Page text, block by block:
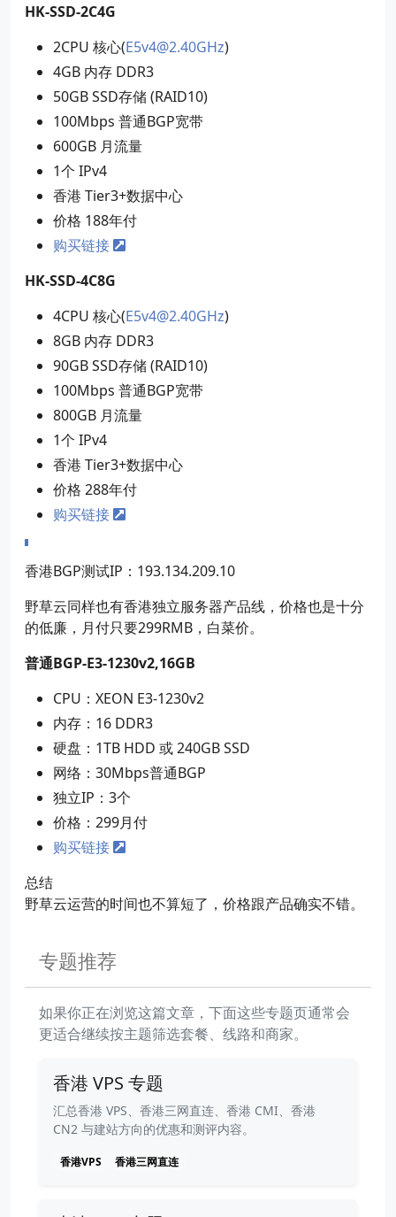
HK-SSD-2C4G
2CPU 核心(E5v4@2.40GHz)
4GB 内存 DDR3
50GB SSD存储 (RAID10)
100Mbps 普通BGP宽带
600GB 月流量
1个 IPv4
香港 Tier3+数据中心
价格 188年付
购买链接
HK-SSD-4C8G
4CPU 核心(E5v4@2.40GHz)
8GB 内存 DDR3
90GB SSD存储 (RAID10)
100Mbps 普通BGP宽带
800GB 月流量
1个 IPv4
香港 Tier3+数据中心
价格 288年付
购买链接
香港BGP测试IP：193.134.209.10
野草云同样也有香港独立服务器产品线，价格也是十分
的低廉，月付只要299RMB，白菜价。
普通BGP-E3-1230v2,16GB
CPU：XEON E3-1230v2
内存：16 DDR3
硬盘：1TB HDD 或 240GB SSD
网络：30Mbps普通BGP
独立IP：3个
价格：299月付
购买链接
总结
野草云运营的时间也不算短了，价格跟产品确实不错。
专题推荐
如果你正在浏览这篇文章，下面这些专题页通常会
更适合继续按主题筛选套餐、线路和商家。
香港 VPS 专题
汇总香港 VPS、香港三网直连、香港 CMI、香港
CN2 与建站方向的优惠和测评内容。
香港VPS 香港三网直连